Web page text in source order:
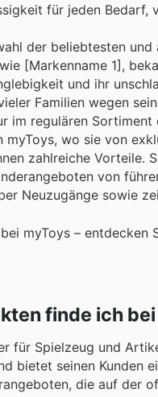
für jeden Bedarf,
der beliebtesten
[Markenname 1],
und ihr
Familien wegen
im regulären
myToys, wo sie von
zahlreiche
von
Neuzugänge sowie
myToys – entdecken
finde ich
für Spielzeug und
bietet seinen Kunden
die auf der